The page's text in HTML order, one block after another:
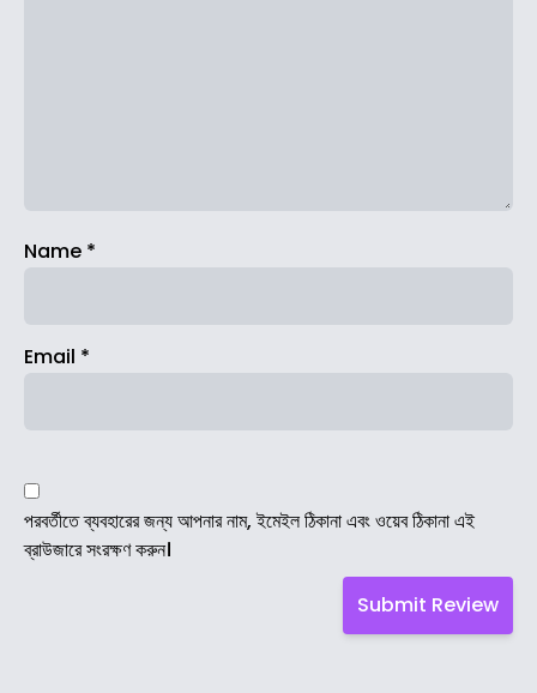
Name *
Email *
পরবর্তীতে ব্যবহারের জন্য আপনার নাম, ইমেইল ঠিকানা এবং ওয়েব ঠিকানা এই
ব্রাউজারে সংরক্ষণ করুন।